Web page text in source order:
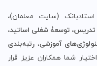
(سایت معلمان)،
، توسعۀ شغلی اساتید،
آموزشی، رتبه‌بندی
شما همکاران عزیز قرار